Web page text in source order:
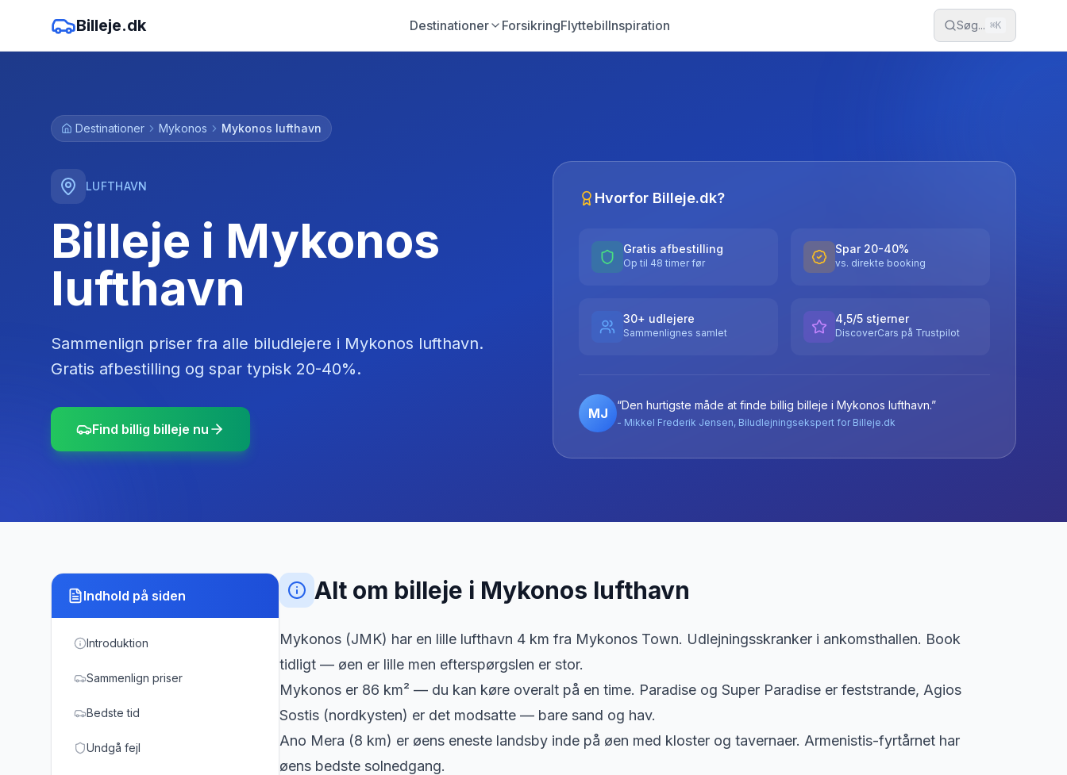
Billeje.dk Destinationer ForsikringFlyttebilInspiration Søg... ⌘K
Destinationer Mykonos Mykonos lufthavn
LUFTHAVN
Billeje i Mykonos
lufthavn
Sammenlign priser fra alle biludlejere i Mykonos lufthavn.
Gratis afbestilling og spar typisk 20-40%.
Find billig billeje nu
Hvorfor Billeje.dk?
Gratis afbestilling
Op til 48 timer før
Spar 20-40%
vs. direkte booking
30+ udlejere
Sammenlignes samlet
4,5/5 stjerner
DiscoverCars på Trustpilot
MJ
“Den hurtigste måde at finde billig billeje i Mykonos lufthavn.”
- Mikkel Frederik Jensen, Biludlejningsekspert for Billeje.dk
Indhold på siden
Introduktion
Sammenlign priser
Bedste tid
Undgå fejl
Alt om billeje i Mykonos lufthavn
Mykonos (JMK) har en lille lufthavn 4 km fra Mykonos Town. Udlejningsskranker i ankomsthallen. Book
tidligt — øen er lille men efterspørgslen er stor.
Mykonos er 86 km² — du kan køre overalt på en time. Paradise og Super Paradise er feststrande, Agios
Sostis (nordkysten) er det modsatte — bare sand og hav.
Ano Mera (8 km) er øens eneste landsby inde på øen med kloster og tavernaer. Armenistis-fyrtårnet har
øens bedste solnedgang.